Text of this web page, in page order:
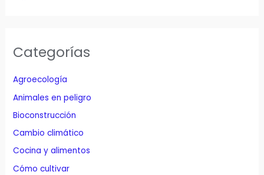
Categorías
Agroecología
Animales en peligro
Bioconstrucción
Cambio climático
Cocina y alimentos
Cómo cultivar